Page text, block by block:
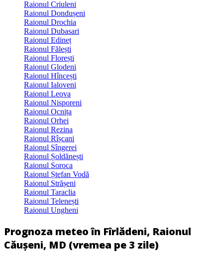
Raionul Criuleni
Raionul Dondușeni
Raionul Drochia
Raionul Dubasari
Raionul Edineț
Raionul Fălești
Raionul Florești
Raionul Glodeni
Raionul Hîncești
Raionul Ialoveni
Raionul Leova
Raionul Nisporeni
Raionul Ocnița
Raionul Orhei
Raionul Rezina
Raionul Rîșcani
Raionul Sîngerei
Raionul Șoldănești
Raionul Soroca
Raionul Ștefan Vodă
Raionul Strășeni
Raionul Taraclia
Raionul Telenești
Raionul Ungheni
Prognoza meteo în Fîrlădeni, Raionul
Căușeni, MD (vremea pe 3 zile)